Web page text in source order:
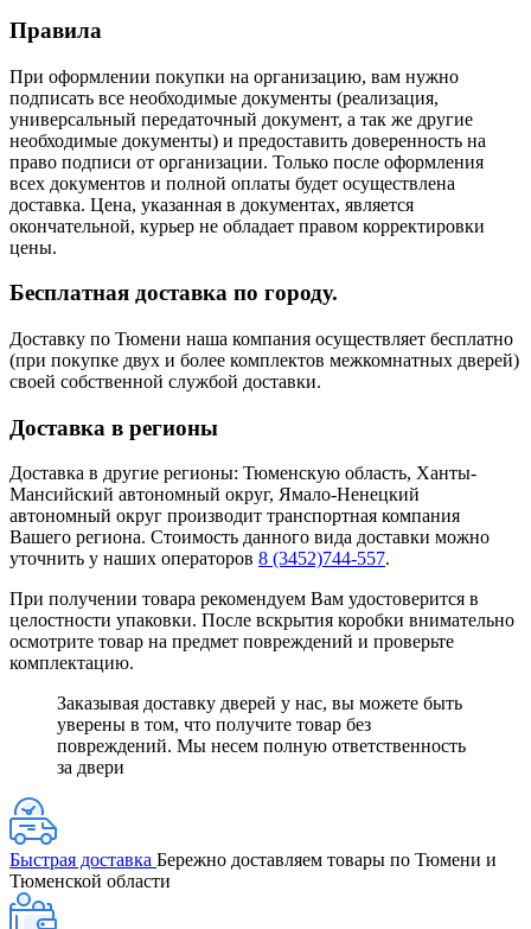
Правила
При оформлении покупки на организацию, вам нужно
подписать все необходимые документы (реализация,
универсальный передаточный документ, а так же другие
необходимые документы) и предоставить доверенность на
право подписи от организации. Только после оформления
всех документов и полной оплаты будет осуществлена
доставка. Цена, указанная в документах, является
окончательной, курьер не обладает правом корректировки
цены.
Бесплатная доставка по городу.
Доставку по Тюмени наша компания осуществляет бесплатно
(при покупке двух и более комплектов межкомнатных дверей)
своей собственной службой доставки.
Доставка в регионы
Доставка в другие регионы: Тюменскую область, Ханты-
Мансийский автономный округ, Ямало-Ненецкий
автономный округ производит транспортная компания
Вашего региона. Стоимость данного вида доставки можно
уточнить у наших операторов 8 (3452)744-557.
При получении товара рекомендуем Вам удостоверится в
целостности упаковки. После вскрытия коробки внимательно
осмотрите товар на предмет повреждений и проверьте
комплектацию.
Заказывая доставку дверей у нас, вы можете быть
уверены в том, что получите товар без
повреждений. Мы несем полную ответственность
за двери
Быстрая доставка Бережно доставляем товары по Тюмени и
Тюменской области